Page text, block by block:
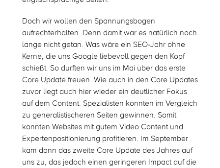
Doch wir wollen den Spannungsbogen
aufrechterhalten. Denn damit war es natürlich noch
lange nicht getan. Was wäre ein SEO-Jahr ohne
Kerne, die uns Google liebevoll gegen den Kopf
schießt. So durften wir uns im Mai über das erste
Core Update freuen. Wie auch in den Core Updates
zuvor liegt auch hier wieder ein deutlicher Fokus
auf dem Content. Spezialisten konnten im Vergleich
zu generalistischeren Seiten gewinnen. Somit
konnten Websites mit gutem Video Content und
Expertenpositionierung profitieren. Im September
kam dann das zweite Core Update des Jahres auf
uns zu, das jedoch einen geringeren Impact auf die